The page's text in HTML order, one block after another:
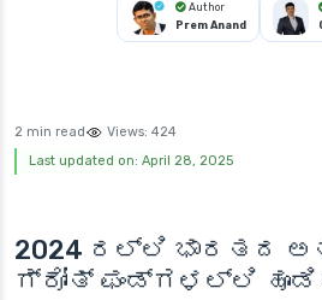
Author
Prem Anand
2 min read Views: 424
Last updated on: April 28, 2025
2024 ರಲ್ಲಿ ಭಾರತದ
ಗ್ರೋತ್ ಫಂಡ್‌ಗಳಲ್ಲಿ